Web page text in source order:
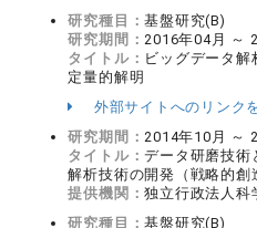
研究種目：基盤研究(B)
研究期間： 2016年04月 ～
タイトル： ビッグデータ解
定量的解明
外部サイトへのリンク
研究期間： 2014年10月 ～
タイトル：データ研磨技術
解析技術の開発（戦略的創
提供機関：独立行政法人科
研究種目：基盤研究(B)